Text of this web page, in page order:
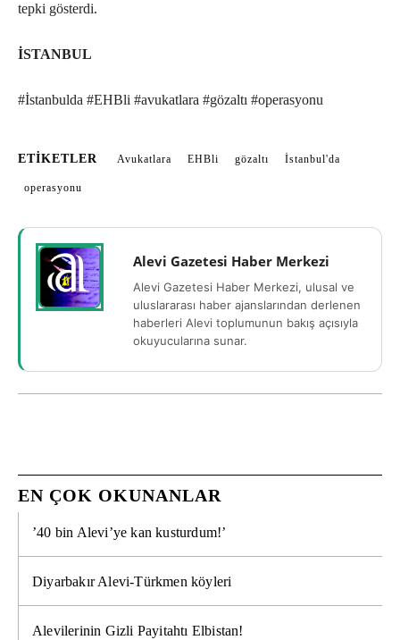
tepki gösterdi.
İSTANBUL
#İstanbulda #EHBli #avukatlara #gözaltı #operasyonu
ETIKETLER Avukatlara EHBli gözaltı İstanbul'da
operasyonu
Alevi Gazetesi Haber Merkezi
Alevi Gazetesi Haber Merkezi, ulusal ve
uluslararası haber ajanslarından derlenen
haberleri Alevi toplumunun bakış açısıyla
okuyucularına sunar.
EN ÇOK OKUNANLAR
’40 bin Alevi’ye kan kusturdum!’
Diyarbakır Alevi-Türkmen köyleri
Alevilerinin Gizli Payitahtı Elbistan!